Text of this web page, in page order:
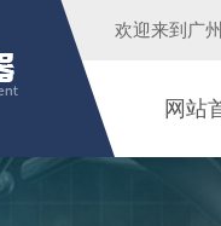
欢迎来到广
网站